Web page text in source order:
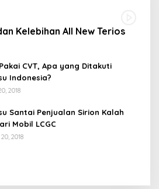
Kelebihan All New Terios
CVT, Apa yang Ditakuti
Indonesia?
2018
Santai Penjualan Sirion Kalah
Mobil LCGC
2018